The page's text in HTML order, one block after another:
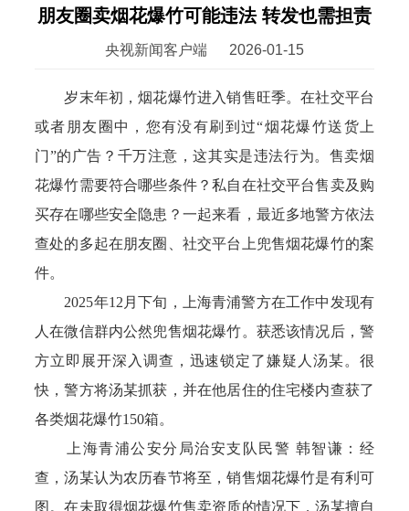
朋友圈卖烟花爆竹可能违法 转发也需担责
央视新闻客户端 2026-01-15
岁末年初，烟花爆竹进入销售旺季。在社交平台
或者朋友圈中，您有没有刷到过“烟花爆竹送货上
门”的广告？千万注意，这其实是违法行为。售卖烟
花爆竹需要符合哪些条件？私自在社交平台售卖及购
买存在哪些安全隐患？一起来看，最近多地警方依法
查处的多起在朋友圈、社交平台上兜售烟花爆竹的案
件。
2025年12月下旬，上海青浦警方在工作中发现有
人在微信群内公然兜售烟花爆竹。获悉该情况后，警
方立即展开深入调查，迅速锁定了嫌疑人汤某。很
快，警方将汤某抓获，并在他居住的住宅楼内查获了
各类烟花爆竹150箱。
上海青浦公安分局治安支队民警 韩智谦：经
查，汤某认为农历春节将至，销售烟花爆竹是有利可
图。在未取得烟花爆竹售卖资质的情况下，汤某擅自